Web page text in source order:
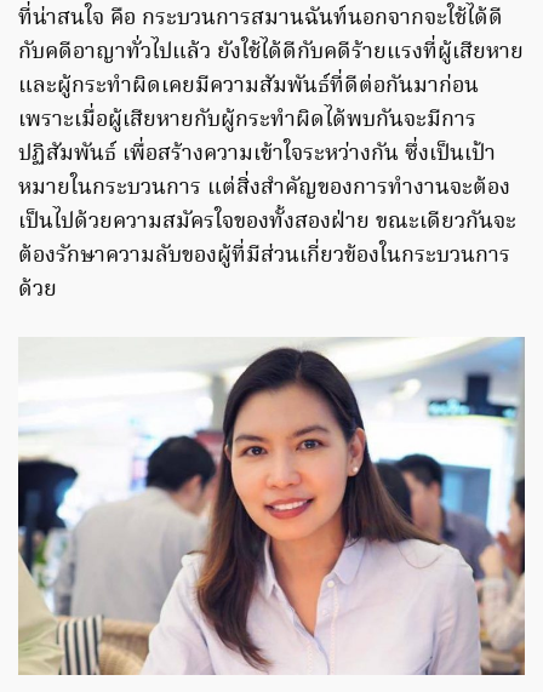
ที่น่าสนใจ คือ กระบวนการสมานฉันท์นอกจากจะใช้ได้ดี
กับคดีอาญาทั่วไปแล้ว ยังใช้ได้ดีกับคดีร้ายแรงที่ผู้เสียหาย
และผู้กระทำผิดเคยมีความสัมพันธ์ที่ดีต่อกันมาก่อน
เพราะเมื่อผู้เสียหายกับผู้กระทำผิดได้พบกันจะมีการ
ปฏิสัมพันธ์ เพื่อสร้างความเข้าใจระหว่างกัน ซึ่งเป็นเป้า
หมายในกระบวนการ แต่สิ่งสำคัญของการทำงานจะต้อง
เป็นไปด้วยความสมัครใจของทั้งสองฝ่าย ขณะเดียวกันจะ
ต้องรักษาความลับของผู้ที่มีส่วนเกี่ยวข้องในกระบวนการ
ด้วย